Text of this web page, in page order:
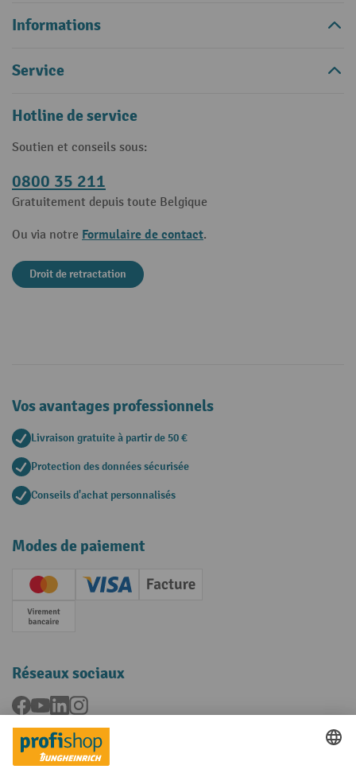
Informations
Service
Hotline de service
Soutien et conseils sous:
0800 35 211
Gratuitement depuis toute Belgique
Ou via notre Formulaire de contact.
Droit de retractation
Vos avantages professionnels
Livraison gratuite à partir de 50 €
Protection des données sécurisée
Conseils d'achat personnalisés
Modes de paiement
Creditcard (Master)Creditcard (Visa)
Facture
Paiement anticipé
Réseaux sociaux
Facebook
YouTubeLinkedInInstagram
Langues